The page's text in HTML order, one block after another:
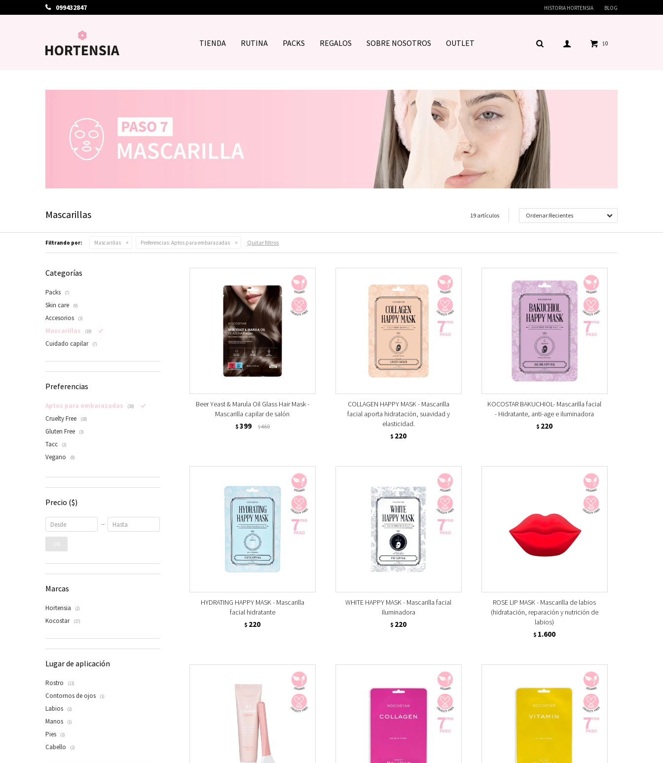
TIENDA RUTINA PACKS REGALOS SOBRE NOSOTROS OUTLET $0
099432847 HISTORIA HORTENSIA BLOG
Mascarillas 19 artículos Recientes
Filtrando por: Mascarillas Preferencias: Aptos para embarazadas Quitar filtros
Beer Yeast & Marula Oil Glass Hair Mask -
Mascarilla capilar de salón
$ 399 $460
COLLAGEN HAPPY MASK - Mascarilla
facial aporta hidratación, suavidad y
elasticidad.
$ 220
KOCOSTAR BAKUCHIOL- Mascarilla facial
- Hidratante, anti-age e iluminadora
$ 220
HYDRATING HAPPY MASK - Mascarilla
facial hidratante
$ 220
WHITE HAPPY MASK - Mascarilla facial
Iluminadora
$ 220
ROSE LIP MASK - Mascarilla de labios
(hidratación, reparación y nutrición de
labios)
$ 1.600
Categorías
Packs (7)
Skin care (9)
Accesorios (3)
Mascarillas (19)
Cuidado capilar (7)
Preferencias
Aptos para embarazadas (19)
Cruelty Free (18)
Gluten Free (3)
Tacc (2)
Vegano (8)
Precio ($)
OK
Marcas
Hortensia (2)
Kocostar (17)
Lugar de aplicación
Rostro (13)
Contornos de ojos (1)
Labios (2)
Manos (1)
Pies (2)
Cabello (2)